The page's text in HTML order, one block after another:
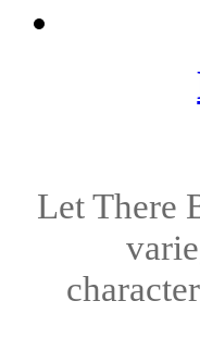
Let There